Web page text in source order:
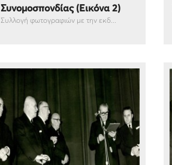
Συνομοσπονδίας (Εικόνα 2)
Συλλογή φωτογραφιών με την εκδ...